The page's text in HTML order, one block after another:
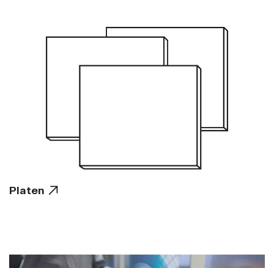
Platen